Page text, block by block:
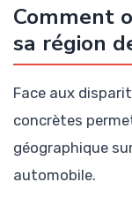
Comment
sa région
Face aux
concrètes
géographique
automobile.